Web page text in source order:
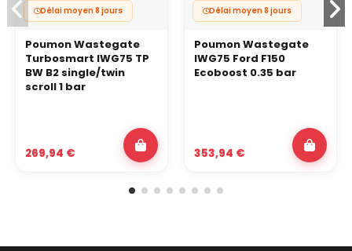
Délai moyen 8 jours
Poumon Wastegate
Turbosmart IWG75 TP
BW B2 single/twin
scroll 1 bar
269,94 €
Délai moyen 8 jours
Poumon Wastegate
IWG75 Ford F150
Ecoboost 0.35 bar
353,94 €